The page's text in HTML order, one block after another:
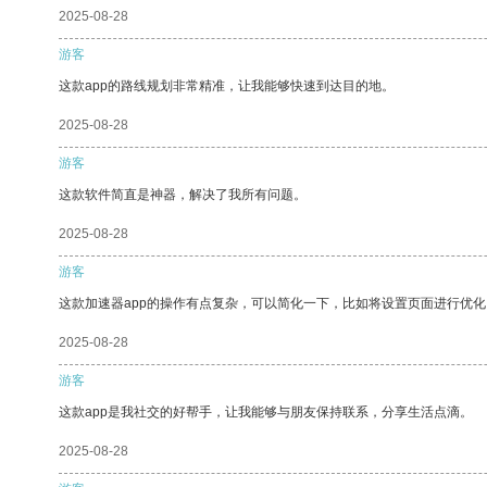
2025-08-28
游客
这款app的路线规划非常精准，让我能够快速到达目的地。
2025-08-28
游客
这款软件简直是神器，解决了我所有问题。
2025-08-28
游客
这款加速器app的操作有点复杂，可以简化一下，比如将设置页面进行优
2025-08-28
游客
这款app是我社交的好帮手，让我能够与朋友保持联系，分享生活点滴。
2025-08-28